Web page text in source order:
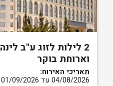
2 לילות לזוג ע"ב לינה
וארוחת בוקר
תאריכי האירוח:
04/08/2026 עד 01/09/2026